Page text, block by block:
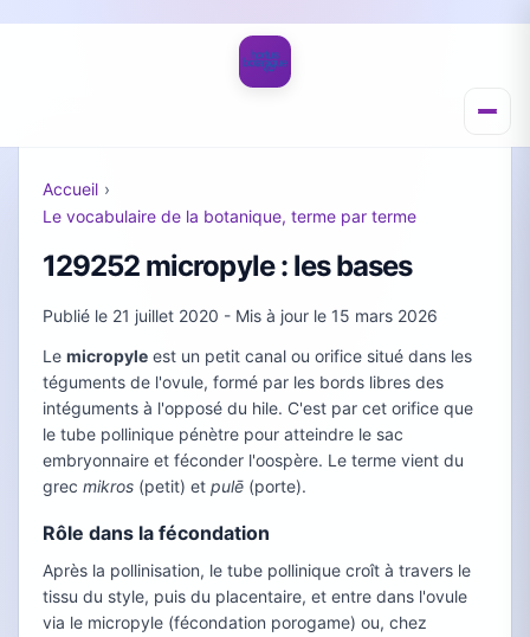
Accueil ›
Le vocabulaire de la botanique, terme par terme
129252 micropyle : les bases
Publié le 21 juillet 2020 - Mis à jour le 15 mars 2026
Le micropyle est un petit canal ou orifice situé dans les
téguments de l'ovule, formé par les bords libres des
intéguments à l'opposé du hile. C'est par cet orifice que
le tube pollinique pénètre pour atteindre le sac
embryonnaire et féconder l'oospère. Le terme vient du
grec mikros (petit) et pulē (porte).
Rôle dans la fécondation
Après la pollinisation, le tube pollinique croît à travers le
tissu du style, puis du placentaire, et entre dans l'ovule
via le micropyle (fécondation porogame) ou, chez